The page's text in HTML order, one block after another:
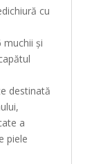
cu
muchii și
destinată
a
piele